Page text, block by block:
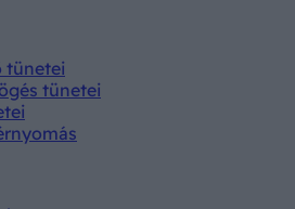
tünetei
tünetei